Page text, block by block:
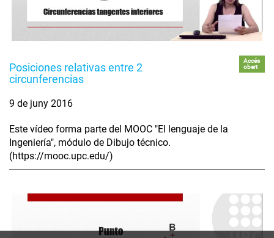
Posiciones relativas entre 2
circunferencias
Accés
obert
9 de juny 2016
Este vídeo forma parte del MOOC "El lenguaje de la
Ingeniería", módulo de Dibujo técnico.
(https://mooc.upc.edu/)